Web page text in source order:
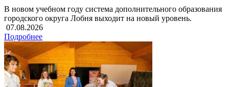
В новом учебном году система дополнительного образования
городского округа Лобня выходит на новый уровень.
07.08.2026
Подробнее